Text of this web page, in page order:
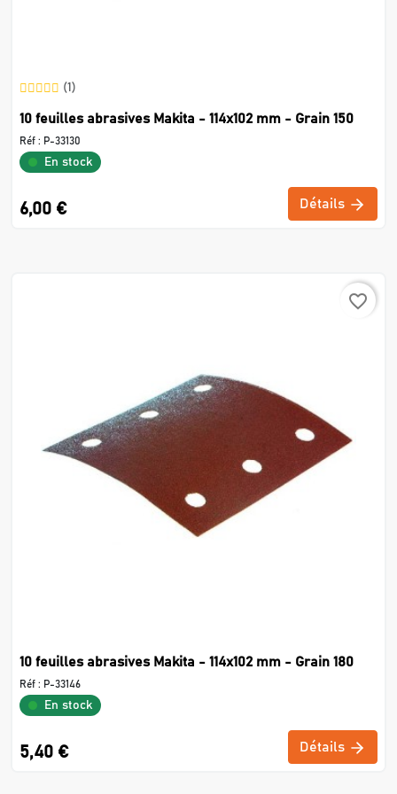
(1)
10 feuilles abrasives Makita - 114x102 mm - Grain 150
Réf : P-33130
En stock
6,00 € Détails
favorite_border
10 feuilles abrasives Makita - 114x102 mm - Grain 180
Réf : P-33146
En stock
5,40 € Détails